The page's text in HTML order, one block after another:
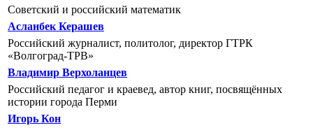
Советский и российский математик
Асланбек Керашев
Российский журналист, политолог, директор ГТРК
«Волгоград-ТРВ»
Владимир Верхоланцев
Российский педагог и краевед, автор книг, посвящённых
истории города Перми
Игорь Кон